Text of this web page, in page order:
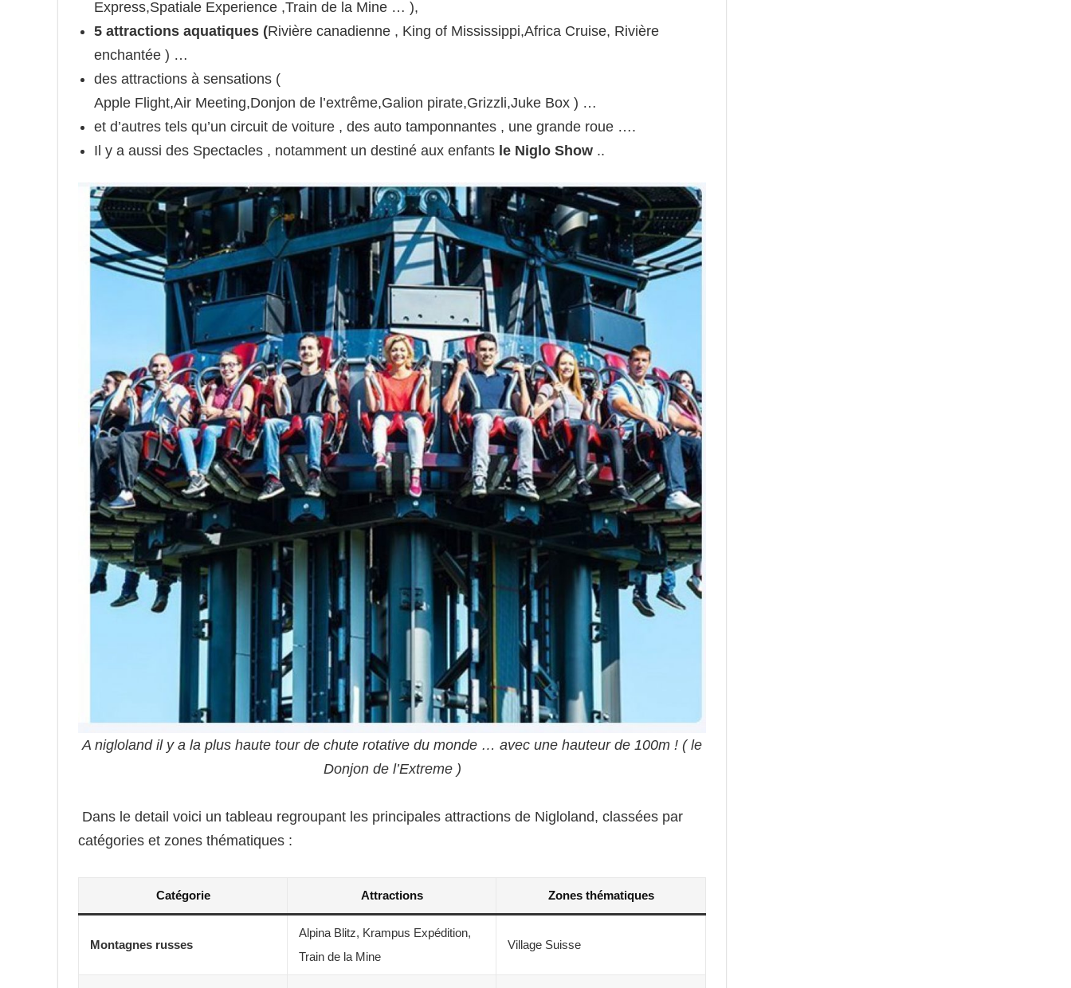
Express,Spatiale Experience ,Train de la Mine … ),
5 attractions aquatiques (Rivière canadienne , King of Mississippi,Africa Cruise, Rivière
enchantée ) …
des attractions à sensations (
Apple Flight,Air Meeting,Donjon de l’extrême,Galion pirate,Grizzli,Juke Box ) …
et d’autres tels qu’un circuit de voiture , des auto tamponnantes , une grande roue ….
Il y a aussi des Spectacles , notamment un destiné aux enfants le Niglo Show ..
A nigloland il y a la plus haute tour de chute rotative du monde … avec une hauteur de 100m ! ( le
Donjon de l’Extreme )
Dans le detail voici un tableau regroupant les principales attractions de Nigloland, classées par
catégories et zones thématiques :
Catégorie Attractions Zones thématiques
Montagnes russes
Alpina Blitz, Krampus Expédition,
Train de la Mine
Village Suisse